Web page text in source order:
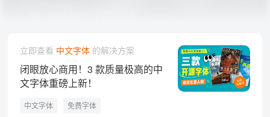
立即查看 中文字体的解决方案
闭眼放心商用！3 款质量极高的中
文字体重磅上新！
中文字体 免费字体